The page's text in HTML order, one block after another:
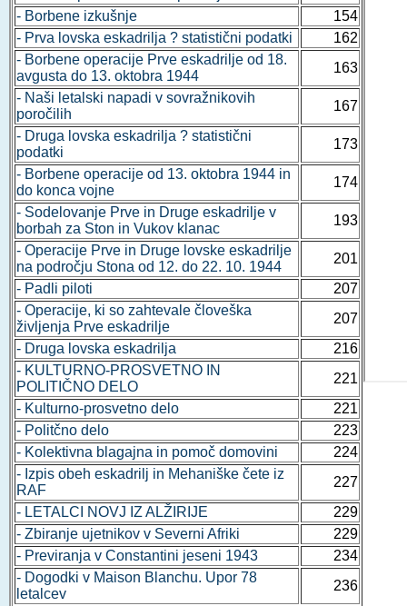
- Borbene izkušnje
154
- Prva lovska eskadrilja ? statistični podatki
162
- Borbene operacije Prve eskadrilje od 18.
avgusta do 13. oktobra 1944
163
- Naši letalski napadi v sovražnikovih
poročilih
167
- Druga lovska eskadrilja ? statistični
podatki
173
- Borbene operacije od 13. oktobra 1944 in
do konca vojne
174
- Sodelovanje Prve in Druge eskadrilje v
borbah za Ston in Vukov klanac
193
- Operacije Prve in Druge lovske eskadrilje
na področju Stona od 12. do 22. 10. 1944
201
- Padli piloti
207
- Operacije, ki so zahtevale človeška
življenja Prve eskadrilje
207
- Druga lovska eskadrilja
216
- KULTURNO-PROSVETNO IN
POLITIČNO DELO
221
- Kulturno-prosvetno delo
221
- Politčno delo
223
- Kolektivna blagajna in pomoč domovini
224
- Izpis obeh eskadrilj in Mehaniške čete iz
RAF
227
- LETALCI NOVJ IZ ALŽIRIJE
229
- Zbiranje ujetnikov v Severni Afriki
229
- Previranja v Constantini jeseni 1943
234
- Dogodki v Maison Blanchu. Upor 78
letalcev
236